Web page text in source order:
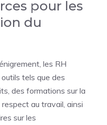
pour les
du
les RH
tels que des
des formations sur la
au travail, ainsi
sur les